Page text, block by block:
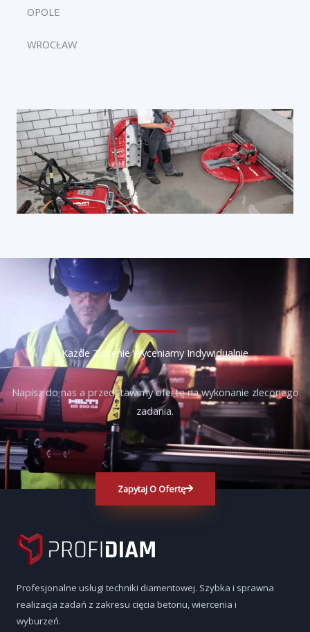
OPOLE
WROCŁAW
Każde Zlecenie Wyceniamy Indywidualnie
Napisz do nas a przedstawimy ofertę na wykonanie zleconego
zadania.
Zapytaj O Ofertę
Profesjonalne usługi techniki diamentowej. Szybka i sprawna
realizacja zadań z zakresu cięcia betonu, wiercenia i
wyburzeń.